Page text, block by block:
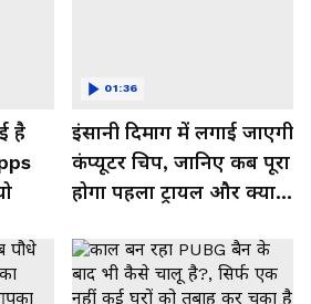
है
इंसानी दिमाग में लगाई जाएगी
कंप्यूटर चिप, जानिए कब पूरा
होगा पहला ट्रायल और क्या
01:36